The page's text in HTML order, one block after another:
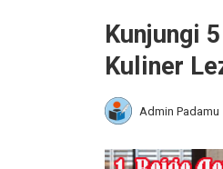
Kunjungi
Kuliner
Admin Padamu